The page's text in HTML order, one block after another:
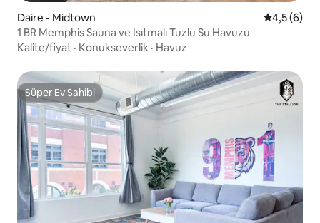
Daire - Midtown 54,5 (6)
1 BR Memphis Sauna ve Isıtmalı Tuzlu Su Havuzu
Kalite/fiyat · Konukseverlik · Havuz
Süper Ev Sahibi
Süper Ev Sahibi